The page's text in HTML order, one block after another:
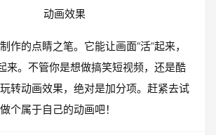
作的点睛之笔。它能让画面“活”起来，
来。不管你是想做搞笑短视频，还是酷
转动画效果，绝对是加分项。赶紧去试
个属于自己的动画吧！